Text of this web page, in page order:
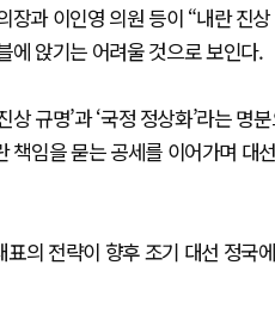
과 이인영 의원 등이 “내란 진
에 앉기는 어려울 것으로 보인다.
규명’과 ‘국정 정상화’라는 명
임을 묻는 공세를 이어가며 대선
의 전략이 향후 조기 대선 정국